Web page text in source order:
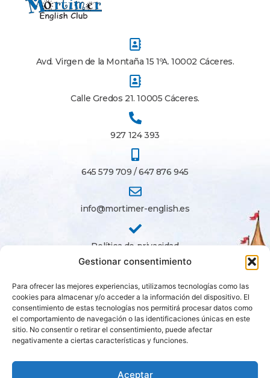
Gestionar consentimiento
Para ofrecer las mejores experiencias, utilizamos tecnologías como las
cookies para almacenar y/o acceder a la información del dispositivo. El
consentimiento de estas tecnologías nos permitirá procesar datos como
el comportamiento de navegación o las identificaciones únicas en este
sitio. No consentir o retirar el consentimiento, puede afectar
negativamente a ciertas características y funciones.
Aceptar
Avd. Virgen de la Montaña 15 1ºA. 10002 Cáceres.
Calle Gredos 21. 10005 Cáceres.
927 124 393
645 579 709 / 647 876 945
info@mortimer-english.es
Política de privacidad
Política de cookies
Franquíciate